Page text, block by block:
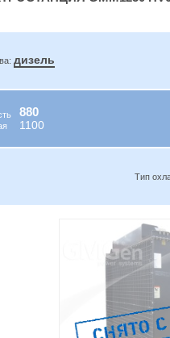
дизель
880
1100
Тип